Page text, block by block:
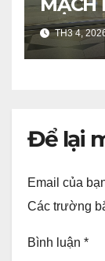
TH3 4,
Để lại
Email của
Các trường
Bình luận *